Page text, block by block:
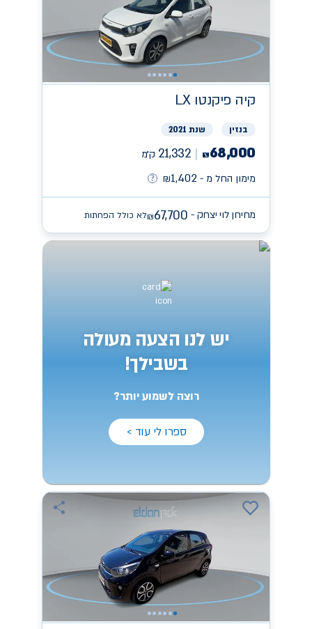
קיה פיקנטו LX
בנזין שנת 2021
₪68,000
21,332 ק״מ
מימון החל מ -
₪1,402
מחירון לוי יצחק - ₪67,700 לא כולל הפחתות
יש לנו הצעה מעולה
בשבילך!
רוצה לשמוע יותר?
ספרו לי עוד >